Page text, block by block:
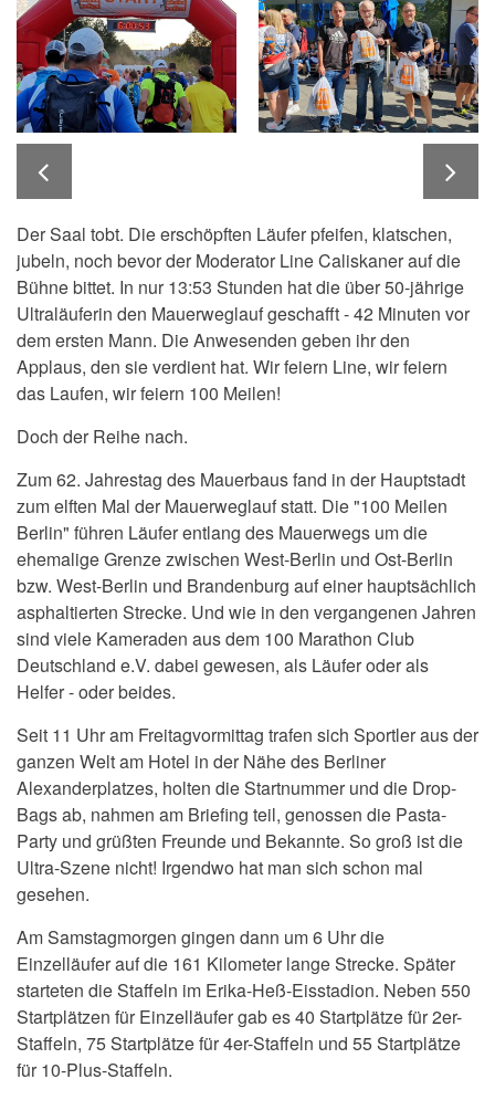
Der Saal tobt. Die erschöpften Läufer pfeifen, klatschen,
jubeln, noch bevor der Moderator Line Caliskaner auf die
Bühne bittet. In nur 13:53 Stunden hat die über 50-jährige
Ultraläuferin den Mauerweglauf geschafft - 42 Minuten vor
dem ersten Mann. Die Anwesenden geben ihr den
Applaus, den sie verdient hat. Wir feiern Line, wir feiern
das Laufen, wir feiern 100 Meilen!
Doch der Reihe nach.
Zum 62. Jahrestag des Mauerbaus fand in der Hauptstadt
zum elften Mal der Mauerweglauf statt. Die "100 Meilen
Berlin" führen Läufer entlang des Mauerwegs um die
ehemalige Grenze zwischen West-Berlin und Ost-Berlin
bzw. West-Berlin und Brandenburg auf einer hauptsächlich
asphaltierten Strecke. Und wie in den vergangenen Jahren
sind viele Kameraden aus dem 100 Marathon Club
Deutschland e.V. dabei gewesen, als Läufer oder als
Helfer - oder beides.
Seit 11 Uhr am Freitagvormittag trafen sich Sportler aus der
ganzen Welt am Hotel in der Nähe des Berliner
Alexanderplatzes, holten die Startnummer und die Drop-
Bags ab, nahmen am Briefing teil, genossen die Pasta-
Party und grüßten Freunde und Bekannte. So groß ist die
Ultra-Szene nicht! Irgendwo hat man sich schon mal
gesehen.
Am Samstagmorgen gingen dann um 6 Uhr die
Einzelläufer auf die 161 Kilometer lange Strecke. Später
starteten die Staffeln im Erika-Heß-Eisstadion. Neben 550
Startplätzen für Einzelläufer gab es 40 Startplätze für 2er-
Staffeln, 75 Startplätze für 4er-Staffeln und 55 Startplätze
für 10-Plus-Staffeln.